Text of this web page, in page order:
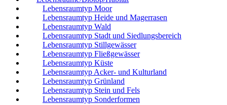
Lebensraumtyp Moor
Lebensraumtyp Heide und Magerrasen
Lebensraumtyp Wald
Lebensraumtyp Stadt und Siedlungsbereich
Lebensraumtyp Stillgewässer
Lebensraumtyp Fließgewässer
Lebensraumtyp Küste
Lebensraumtyp Acker- und Kulturland
Lebensraumtyp Grünland
Lebensraumtyp Stein und Fels
Lebensraumtyp Sonderformen